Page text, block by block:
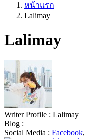
หน้าแรก
Lalimay
Lalimay
Writer Profile : Lalimay
Blog :
Social Media : Facebook,